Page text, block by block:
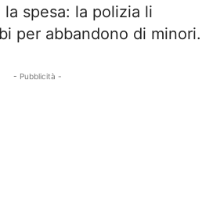
spesa: la polizia li
per abbandono di minori.
- Pubblicità -